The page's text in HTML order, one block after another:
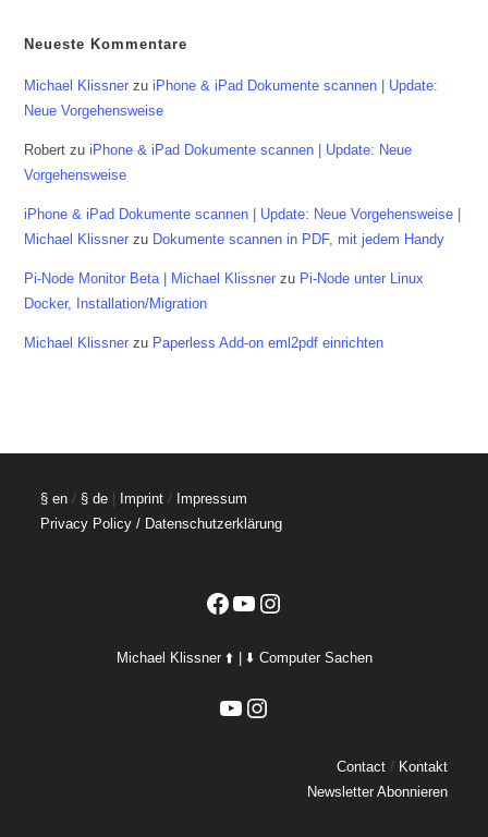
Neueste Kommentare
Michael Klissner zuiPhone & iPad Dokumente scannen | Update:
Neue Vorgehensweise
Robert zuiPhone & iPad Dokumente scannen | Update: Neue
Vorgehensweise
iPhone & iPad Dokumente scannen | Update: Neue Vorgehensweise |
Michael Klissner zu Dokumente scannen in PDF, mit jedem Handy
Pi-Node Monitor Beta | Michael Klissner zu Pi-Node unter Linux
Docker, Installation/Migration
Michael Klissner zu Paperless Add-on eml2pdf einrichten
§ en / § de Imprint / Impressum
Privacy Policy / Datenschutzerklärung
Facebook
YouTubeInstagram
Michael Klissner ⬆️ | ⬇️ Computer Sachen
YouTubeInstagram
Contact/ Kontakt
Newsletter Abonnieren